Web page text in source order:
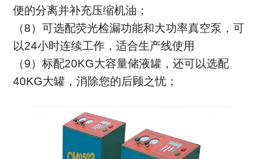
便的分离并补充压缩机油 ；
（8）可选配荧光检漏功能和大功率真空泵，可
以24小时连续工作，适合生产线使用
（9）标配20KG大容量储液罐，还可以选配
40KG大罐，消除您的后顾之忧 ；